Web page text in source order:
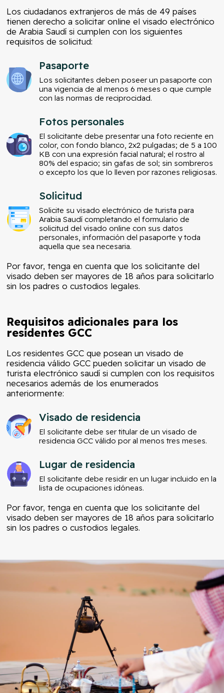
Los ciudadanos extranjeros de más de 49 países
tienen derecho a solicitar online el visado electrónico
de Arabia Saudí si cumplen con los siguientes
requisitos de solicitud:
Pasaporte
Los solicitantes deben poseer un pasaporte con
una vigencia de al menos 6 meses o que cumple
con las normas de reciprocidad.
Fotos personales
El solicitante debe presentar una foto reciente en
color, con fondo blanco, 2x2 pulgadas; de 5 a 100
KB con una expresión facial natural; el rostro al
80% del espacio; sin gafas de sol; sin sombreros
o excepto los que lo lleven por razones religiosas.
Solicitud
Solicite su visado electrónico de turista para
Arabia Saudí completando el formulario de
solicitud del visado online con sus datos
personales, información del pasaporte y toda
aquella que sea necesaria.
Por favor, tenga en cuenta que los solicitante del
visado deben ser mayores de 18 años para solicitarlo
sin los padres o custodios legales.
Requisitos adicionales para los
residentes GCC
Los residentes GCC que posean un visado de
residencia válido GCC pueden solicitar un visado de
turista electrónico saudí si cumplen con los requisitos
necesarios además de los enumerados
anteriormente:
Visado de residencia
El solicitante debe ser titular de un visado de
residencia GCC válido por al menos tres meses.
Lugar de residencia
El solicitante debe residir en un lugar incluido en la
lista de ocupaciones idóneas.
Por favor, tenga en cuenta que los solicitante del
visado deben ser mayores de 18 años para solicitarlo
sin los padres o custodios legales.